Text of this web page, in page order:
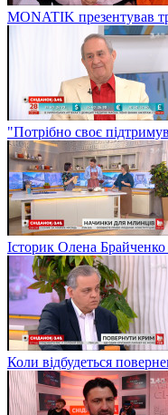
MONATIK презентував
"Потрібно своє
Історик Олена Брайченко
Коли відбудеться